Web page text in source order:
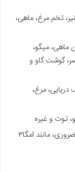
تخم مرغ، ماهی،
ماهی، میگو،
گوشت گاو و
مرغ،
توت و غیره
مانند امگا۳